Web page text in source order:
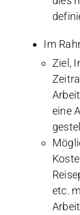
Im
Ziel,
eine
etc.